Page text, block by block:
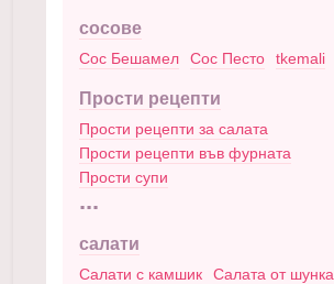
сосове
Сос Бешамел Сос Песто tkemali
Прости рецепти
Прости рецепти за салата
Прости рецепти във фурната
Прости супи
...
салати
Салати с камшик
Салата от шунка